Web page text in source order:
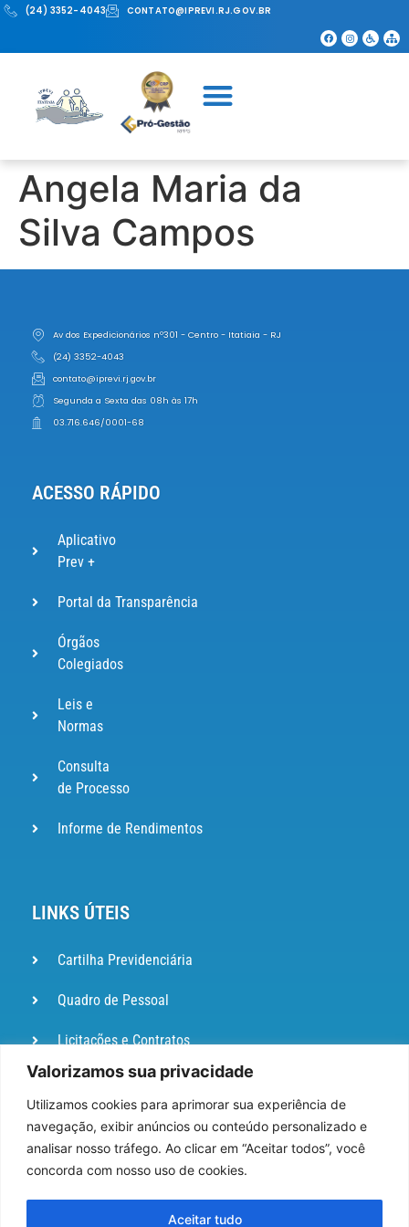
Valorizamos sua privacidade
Utilizamos cookies para aprimorar sua experiência de
navegação, exibir anúncios ou conteúdo personalizado e
analisar nosso tráfego. Ao clicar em “Aceitar todos”, você
concorda com nosso uso de cookies.
Aceitar tudo
(24) 3352-4043 CONTATO@IPREVI.RJ.GOV.BR
Angela Maria da
Silva Campos
Av dos Expedicionários nº301 - Centro - Itatiaia - RJ
(24) 3352-4043
contato@iprevi.rj.gov.br
Segunda a Sexta das 08h às 17h
03.716.646/0001-68
ACESSO RÁPIDO
Aplicativo
Prev +
Portal da Transparência
Órgãos
Colegiados
Leis e
Normas
Consulta
de Processo
Informe de Rendimentos
LINKS ÚTEIS
Cartilha Previdenciária
Quadro de Pessoal
Licitações e Contratos
Portal de
Ouvidoria
DIÁRIO
OFICIAL
Pesquisa de Satisfação